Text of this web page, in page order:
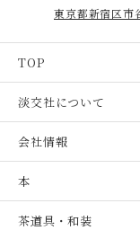
東京都新宿区市
TOP
淡交社について
会社情報
本
茶道具・和装